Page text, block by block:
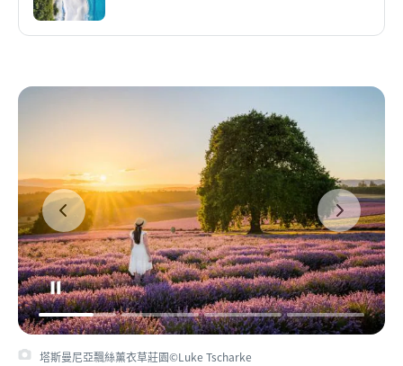
塔斯曼尼亞飄絲薰衣草莊園©Luke Tscharke